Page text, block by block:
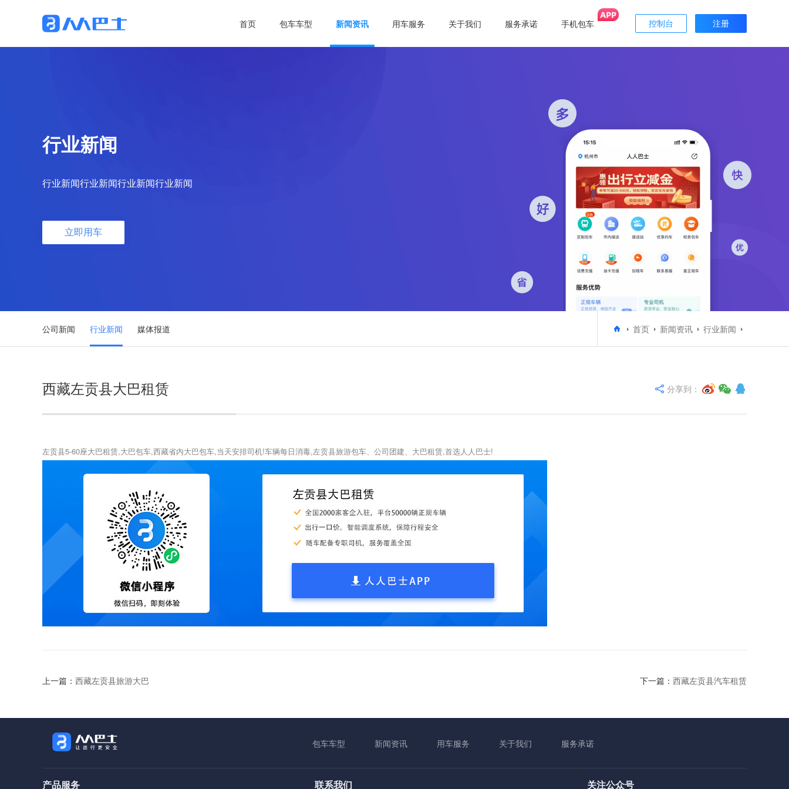
首页 包车车型 新闻资讯 用车服务 关于我们 服务承诺 手机包车 控制台 注册
行业新闻
行业新闻行业新闻行业新闻行业新闻
立即用车
公司新闻 行业新闻 媒体报道 首页 新闻资讯 行业新闻
西藏左贡县大巴租赁 分享到：
左贡县5-60座大巴租赁,大巴包车,西藏省内大巴包车,当天安排司机!车辆每日消毒,左贡县旅游包车、公司团建、大巴租赁,首选人人巴士!
上一篇： 西藏左贡县旅游大巴 下一篇： 西藏左贡县汽车租赁
包车车型 新闻资讯 用车服务 关于我们 服务承诺
产品服务 联系我们 关注公众号